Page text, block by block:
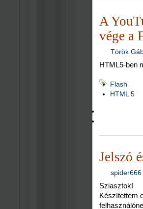
A
vége a
Török
HTML5-ben
Flash
HTML 5
Jelszó
spider666
Sziasztok!
Készítettem